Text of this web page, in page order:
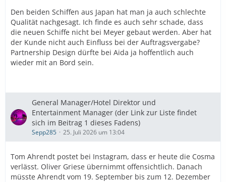
Den beiden Schiffen aus Japan hat man ja auch schlechte
Qualität nachgesagt. Ich finde es auch sehr schade, dass
die neuen Schiffe nicht bei Meyer gebaut werden. Aber hat
der Kunde nicht auch Einfluss bei der Auftragsvergabe?
Partnership Design dürfte bei Aida ja hoffentlich auch
wieder mit an Bord sein.
General Manager/Hotel Direktor und
Entertainment Manager (der Link zur Liste findet
sich im Beitrag 1 dieses Fadens)
Sepp285 25. Juli 2026 um 13:04
Tom Ahrendt postet bei Instagram, dass er heute die Cosma
verlässt. Oliver Griese übernimmt offensichtlich. Danach
müsste Ahrendt vom 19. September bis zum 12. Dezember